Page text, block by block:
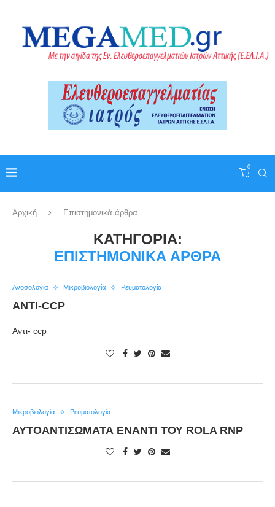
0
Αρχική Επιστημονικά άρθρα
ΚΑΤΗΓΟΡΊΑ:
ΕΠΙΣΤΗΜΟΝΙΚΆ ΆΡΘΡΑ
Ανοσολογία Μικροβιολογία Ρευματολογία
ΑΝΤΙ-CCP
Αντι- ccp
Μικροβιολογία Ρευματολογία
ΑΥΤΟΑΝΤΙΣΏΜΑΤΑ ΈΝΑΝΤΙ ΤΟΥ ROLA RNP